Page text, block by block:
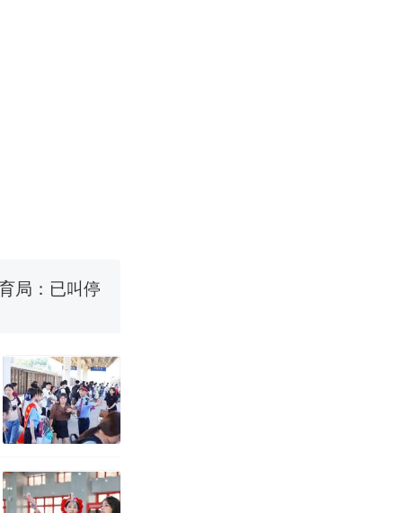
烹饪协会回
局：已叫停
写了人生